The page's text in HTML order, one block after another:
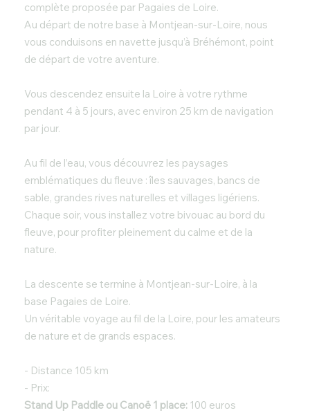
complète proposée par Pagaies de Loire.
Au départ de notre base à Montjean-sur-Loire, nous
vous conduisons en navette jusqu’à Bréhémont, point
de départ de votre aventure.
Vous descendez ensuite la Loire à votre rythme
pendant 4 à 5 jours, avec environ 25 km de navigation
par jour.
Au fil de l’eau, vous découvrez les paysages
emblématiques du fleuve : îles sauvages, bancs de
sable, grandes rives naturelles et villages ligériens.
Chaque soir, vous installez votre bivouac au bord du
fleuve, pour profiter pleinement du calme et de la
nature.
La descente se termine à Montjean-sur-Loire, à la
base Pagaies de Loire.
Un véritable voyage au fil de la Loire, pour les amateurs
de nature et de grands espaces.
- Distance 105 km
- Prix:
Stand Up Paddle ou Canoë 1 place: 100 euros